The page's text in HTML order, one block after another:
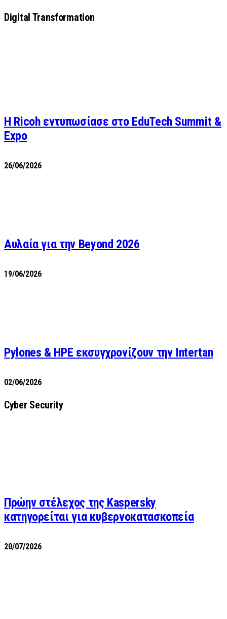
Digital Transformation
Η Ricoh εντυπωσίασε στο EduTech Summit &
Expo
26/06/2026
Αυλαία για την Beyond 2026
19/06/2026
Pylones & HPE εκσυγχρονίζουν την Intertan
02/06/2026
Cyber Security
Πρώην στέλεχος της Kaspersky
κατηγορείται για κυβερνοκατασκοπεία
20/07/2026